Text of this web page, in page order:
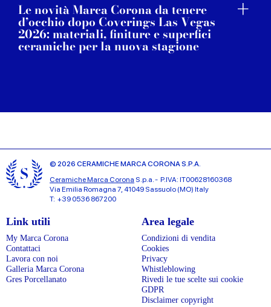
Le novità Marca Corona da tenere
d’occhio dopo Coverings Las Vegas
2026: materiali, finiture e superfici
ceramiche per la nuova stagione
© 2026 CERAMICHE MARCA CORONA S.P.A.
Ceramiche Marca Corona S.p.a. - P.IVA: IT00628160368
Via Emilia Romagna 7, 41049 Sassuolo (MO) Italy
T: +39 0536 867200
Link utili
My Marca Corona
Contattaci
Lavora con noi
Galleria Marca Corona
Gres Porcellanato
Area legale
Condizioni di vendita
Cookies
Privacy
Whistleblowing
Rivedi le tue scelte sui cookie
GDPR
Disclaimer copyright